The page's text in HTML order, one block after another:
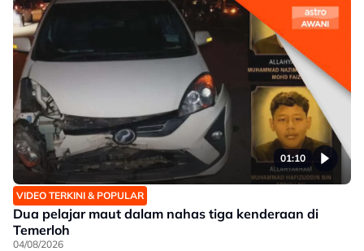
01:10
VIDEO TERKINI & POPULAR
Dua pelajar maut dalam nahas tiga kenderaan di
Temerloh
04/08/2026